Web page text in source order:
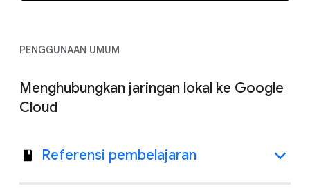
PENGGUNAAN UMUM
Menghubungkan jaringan lokal ke Google
Cloud
Referensi pembelajaran